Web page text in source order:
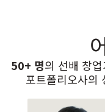
50+ 명의 선배 창
포트폴리오사의